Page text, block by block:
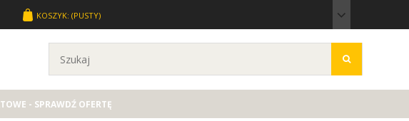
KOSZYK: (PUSTY)
- SPRAWDŹ OFERTĘ